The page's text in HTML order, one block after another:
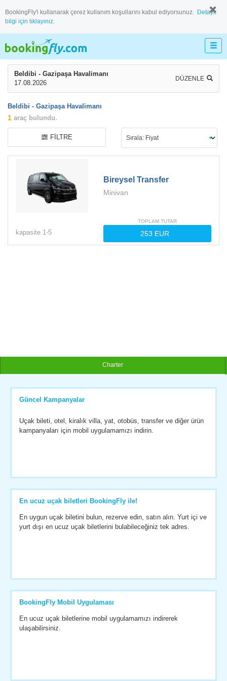
BookingFly'i kullanarak çerez kullanım koşullarını kabul ediyorsunuz. Detaylı
bilgi için tıklayınız.
Beldibi - Gazipaşa Havalimanı
17.08.2026
DÜZENLE
Beldibi - Gazipaşa Havalimanı
1 araç bulundu.
FILTRE
Bireysel Transfer
Minivan
kapasite 1-5
TOPLAM TUTAR
Charter
Güncel Kampanyalar
Uçak bileti, otel, kiralık villa, yat, otobüs, transfer ve diğer ürün
kampanyaları için mobil uygulamamızı indirin.
En ucuz uçak biletleri BookingFly ile!
En uygun uçak biletini bulun, rezerve edin, satın alın. Yurt içi ve
yurt dışı en ucuz uçak biletlerini bulabileceğiniz tek adres.
BookingFly Mobil Uygulaması
En ucuz uçak biletlerine mobil uygulamamızı indirerek
ulaşabilirsiniz.